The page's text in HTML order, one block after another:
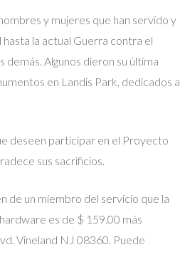
y mujeres que han servido y
la actual Guerra contra el
Algunos dieron su última
en Landis Park, dedicados a
deseen participar en el Proyecto
sus sacrificios.
de un miembro del servicio que la
es de $ 159.00 más
Vineland NJ 08360. Puede